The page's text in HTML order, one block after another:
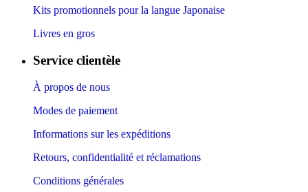
Kits promotionnels pour la langue Japonaise
Livres en gros
Service clientèle
À propos de nous
Modes de paiement
Informations sur les expéditions
Retours, confidentialité et réclamations
Conditions générales